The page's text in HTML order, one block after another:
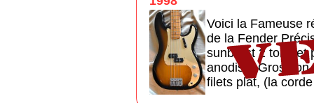
Voici la Fameuse
de la Fender
sunburst 2 tons et
anodisé. Gros son
filets plat, (la